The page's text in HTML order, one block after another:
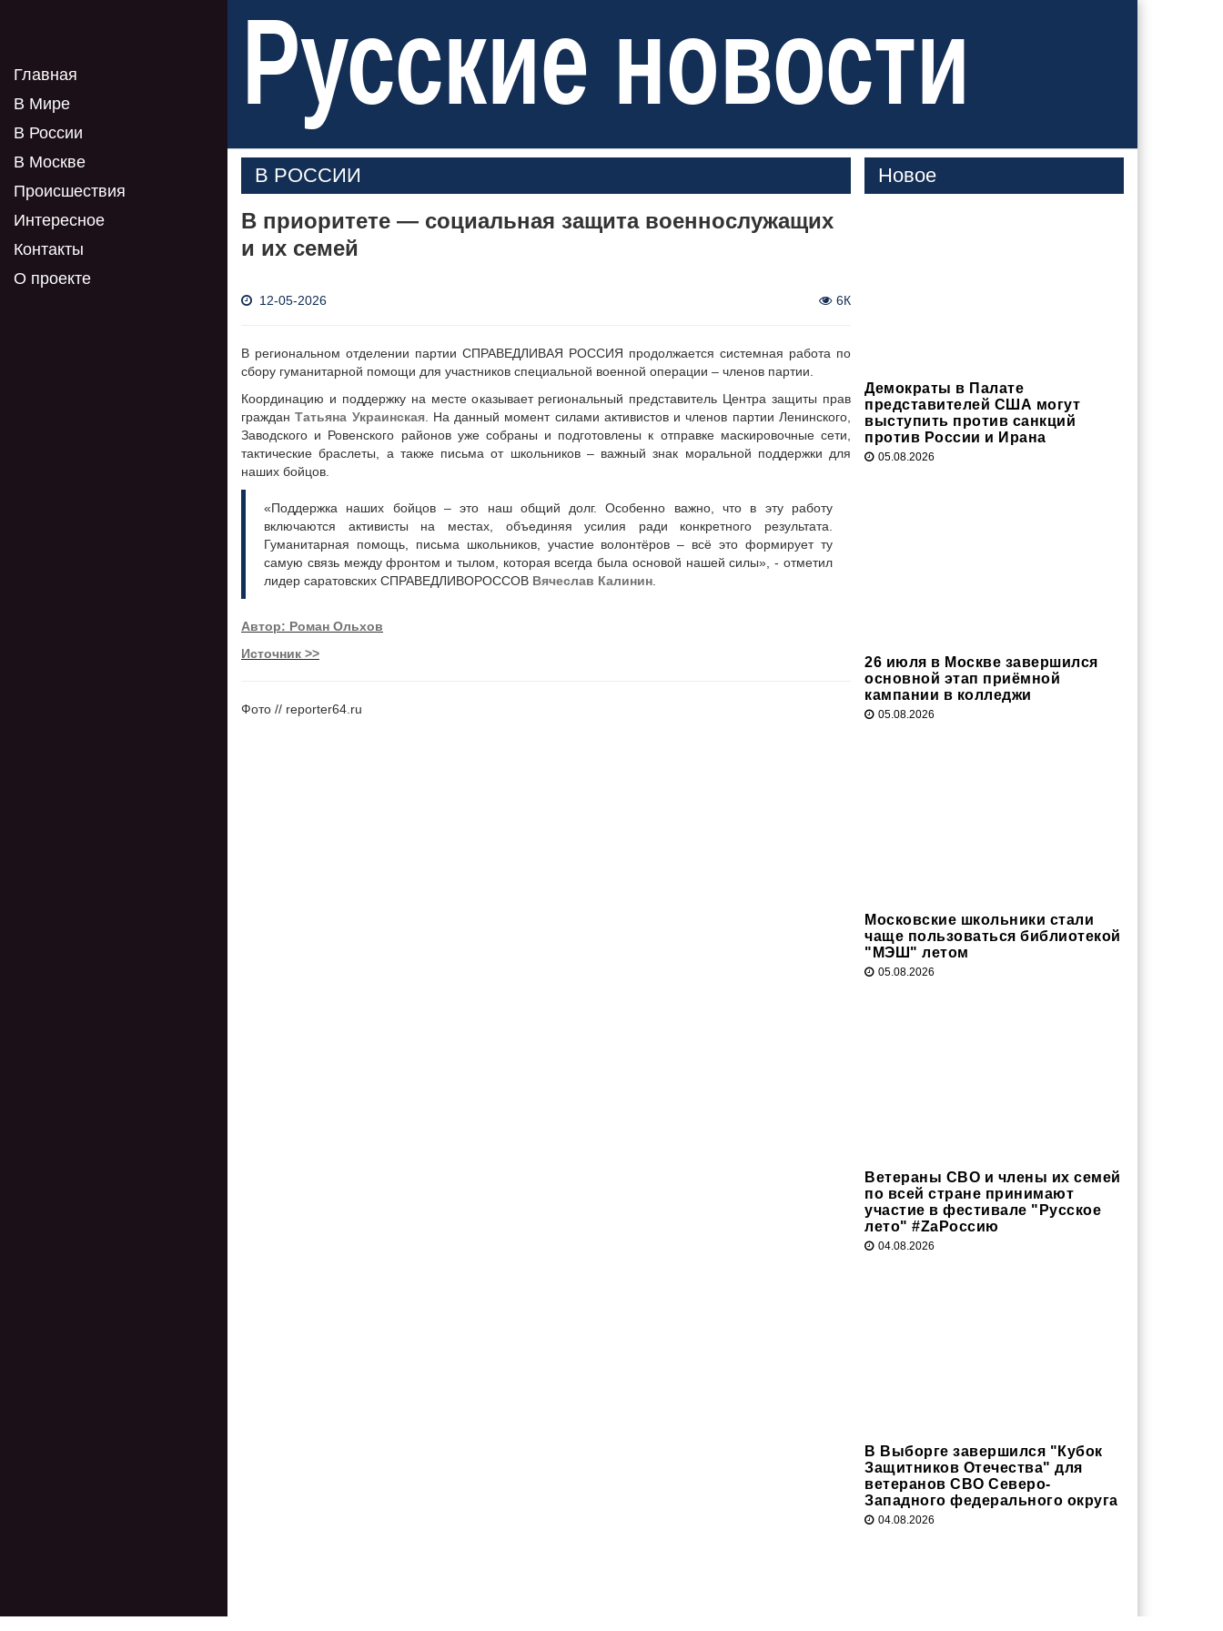
Главная
В Мире
В России
В Москве
Происшествия
Интересное
Контакты
О проекте
Русские новости
В РОССИИ
В приоритете — социальная защита военнослужащих
и их семей
12-05-2026 6К
В региональном отделении партии СПРАВЕДЛИВАЯ РОССИЯ продолжается системная работа по
сбору гуманитарной помощи для участников специальной военной операции – членов партии.
Координацию и поддержку на месте оказывает региональный представитель Центра защиты прав
гражданТатьяна Украинская. На данный момент силами активистов и членов партии Ленинского,
Заводского и Ровенского районов уже собраны и подготовлены к отправке маскировочные сети,
тактические браслеты, а также письма от школьников – важный знак моральной поддержки для
наших бойцов.
«Поддержка наших бойцов – это наш общий долг. Особенно важно, что в эту работу
включаются активисты на местах, объединяя усилия ради конкретного результата.
Гуманитарная помощь, письма школьников, участие волонтёров – всё это формирует ту
самую связь между фронтом и тылом, которая всегда была основой нашей силы», - отметил
лидер саратовских СПРАВЕДЛИВОРОССОВ Вячеслав Калинин
Автор: Роман Ольхов
Источник >>
Фото // reporter64.ru
Новое
Демократы в Палате
представителей США могут
выступить против санкций
против России и Ирана
05.08.2026
26 июля в Москве завершился
основной этап приёмной
кампании в колледжи
05.08.2026
Московские школьники стали
чаще пользоваться библиотекой
"МЭШ" летом
05.08.2026
Ветераны СВО и члены их семей
по всей стране принимают
участие в фестивале "Русское
лето" #ZaРоссию
04.08.2026
В Выборге завершился "Кубок
Защитников Отечества" для
ветеранов СВО Северо-
Западного федерального округа
04.08.2026